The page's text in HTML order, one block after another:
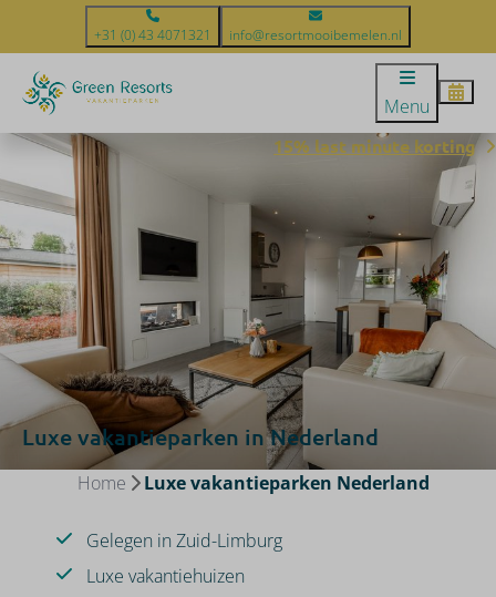
+31 (0) 43 4071321 info@resortmooibemelen.nl
Menu
Luxe vakantieparken in Nederland
15% last minute korting
Home Luxe vakantieparken Nederland
Gelegen in Zuid-Limburg
Luxe vakantiehuizen